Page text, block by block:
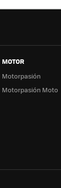
MOTOR
Motorpasión
Motorpasión Moto